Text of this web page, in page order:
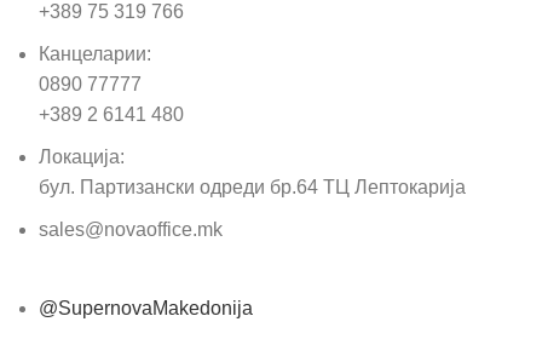
+389 75 319 766
Канцеларии:
0890 77777
+389 2 6141 480
Локација:
бул. Партизански одреди бр.64 ТЦ Лептокарија
sales@novaoffice.mk
@SupernovaMakedonija